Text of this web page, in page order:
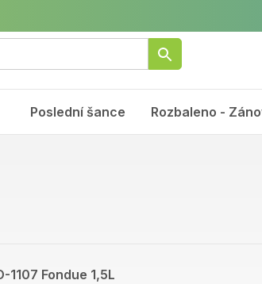
Poslední šance Rozbaleno -
1107 Fondue 1,5L